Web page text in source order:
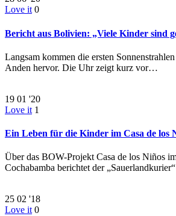
Love it 0
Bericht aus Bolivien: „Viele Kinder sind
Langsam kommen die ersten
Anden hervor. Die Uhr zeigt kurz vor…
19 01 '20
Love it 1
Ein Leben für die Kinder im Casa de los
Über das BOW-Projekt Casa de los Niños
Cochabamba berichtet der
25 02 '18
Love it 0